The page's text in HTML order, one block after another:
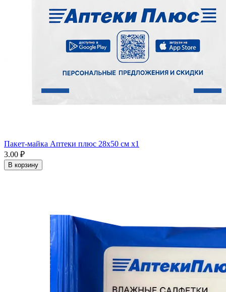
Пакет-майка Аптеки плюс 28х50 см x1
3.00 ₽
В корзину